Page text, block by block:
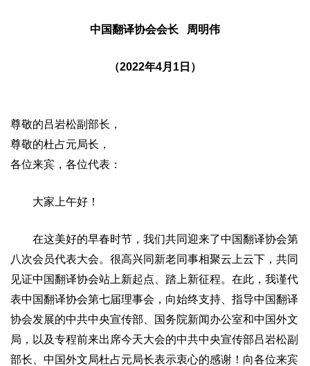
中国翻译协会会长 周明伟
（2022年4月1日）
尊敬的吕岩松副部长，
尊敬的杜占元局长，
各位来宾，各位代表：
大家上午好！
在这美好的早春时节，我们共同迎来了中国翻译协会第
八次会员代表大会。很高兴同新老同事相聚云上云下，共同
见证中国翻译协会站上新起点、踏上新征程。在此，我谨代
表中国翻译协会第七届理事会，向始终支持、指导中国翻译
协会发展的中共中央宣传部、国务院新闻办公室和中国外文
局，以及专程前来出席今天大会的中共中央宣传部吕岩松副
部长、中国外文局杜占元局长表示衷心的感谢！向各位来宾